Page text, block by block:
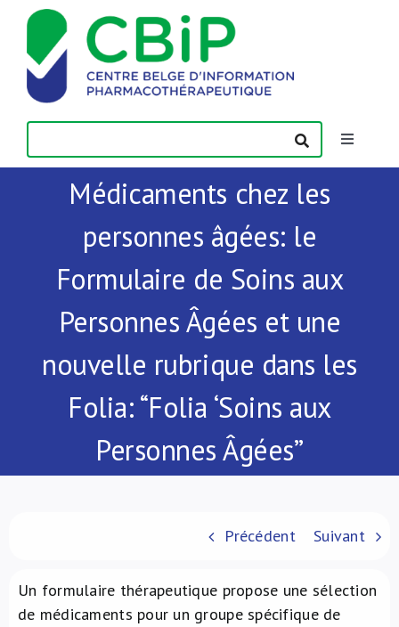
Passer
contenu
Toggle
Actualités
Publications
Contact
À propos de nous
NL
Médicaments chez les
personnes âgées: le
Formulaire de Soins aux
Personnes Âgées et une
nouvelle rubrique dans les
Folia: “Folia ‘Soins aux
Personnes Âgées’’
Précédent Suivant
Un formulaire thérapeutique propose une sélection
de médicaments pour un groupe spécifique de